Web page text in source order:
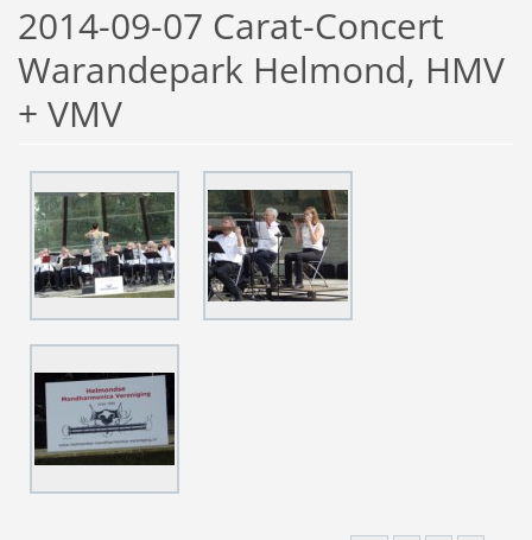
2014-09-07 Carat-Concert
Warandepark Helmond, HMV
+ VMV